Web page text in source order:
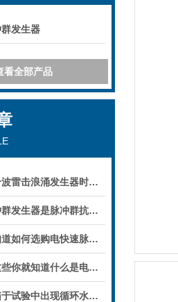
发生器
看全部产品
在使用综合波雷击浪涌发生器时有哪些注意事项呢
电快速脉冲群发生器是脉冲群抗扰度试验中的主要设备
对于还不知道如何选购电快速脉冲群发生器的赶紧看看本篇吧
或许看完这些你就知道什么是电快速脉冲群发生器了
冷热冲击箱于试验中出现循环水压力不足的故障